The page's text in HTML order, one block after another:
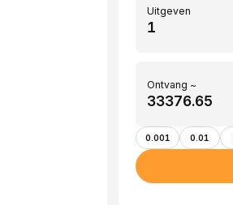
Uitgeven
Ontvang ~
0.001 0.01